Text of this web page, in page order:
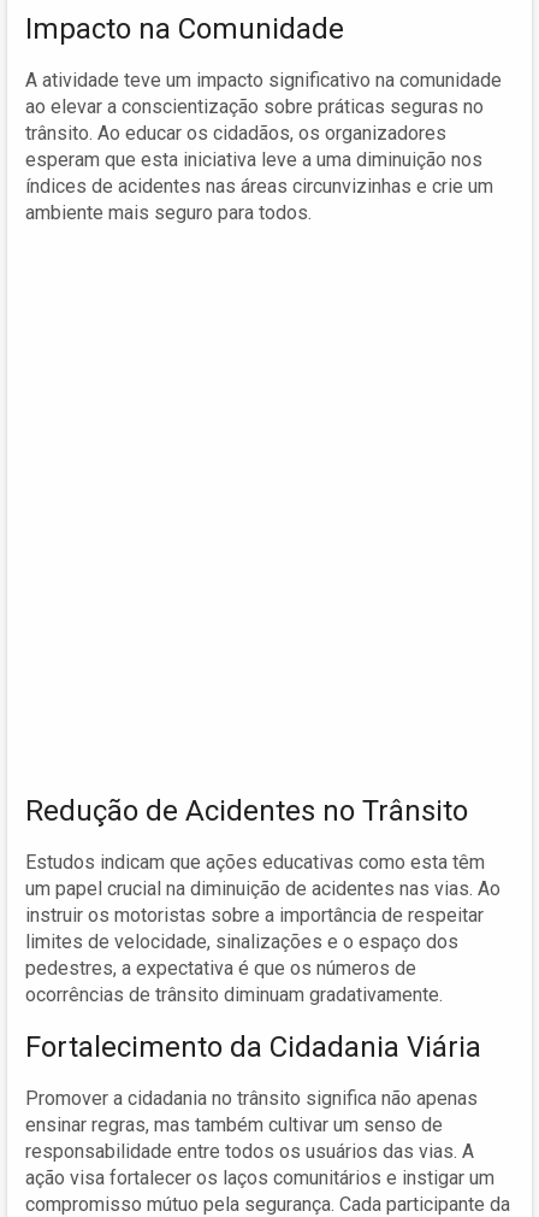
Impacto na Comunidade
A atividade teve um impacto significativo na comunidade
ao elevar a conscientização sobre práticas seguras no
trânsito. Ao educar os cidadãos, os organizadores
esperam que esta iniciativa leve a uma diminuição nos
índices de acidentes nas áreas circunvizinhas e crie um
ambiente mais seguro para todos.
Redução de Acidentes no Trânsito
Estudos indicam que ações educativas como esta têm
um papel crucial na diminuição de acidentes nas vias. Ao
instruir os motoristas sobre a importância de respeitar
limites de velocidade, sinalizações e o espaço dos
pedestres, a expectativa é que os números de
ocorrências de trânsito diminuam gradativamente.
Fortalecimento da Cidadania Viária
Promover a cidadania no trânsito significa não apenas
ensinar regras, mas também cultivar um senso de
responsabilidade entre todos os usuários das vias. A
ação visa fortalecer os laços comunitários e instigar um
compromisso mútuo pela segurança. Cada participante da